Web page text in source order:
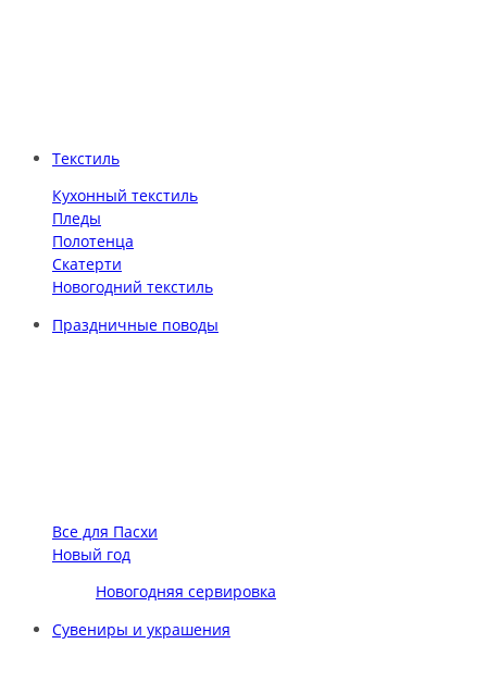
Текстиль
Кухонный текстиль
Пледы
Полотенца
Скатерти
Новогодний текстиль
Праздничные поводы
Все для Пасхи
Новый год
Новогодняя сервировка
Сувениры и украшения